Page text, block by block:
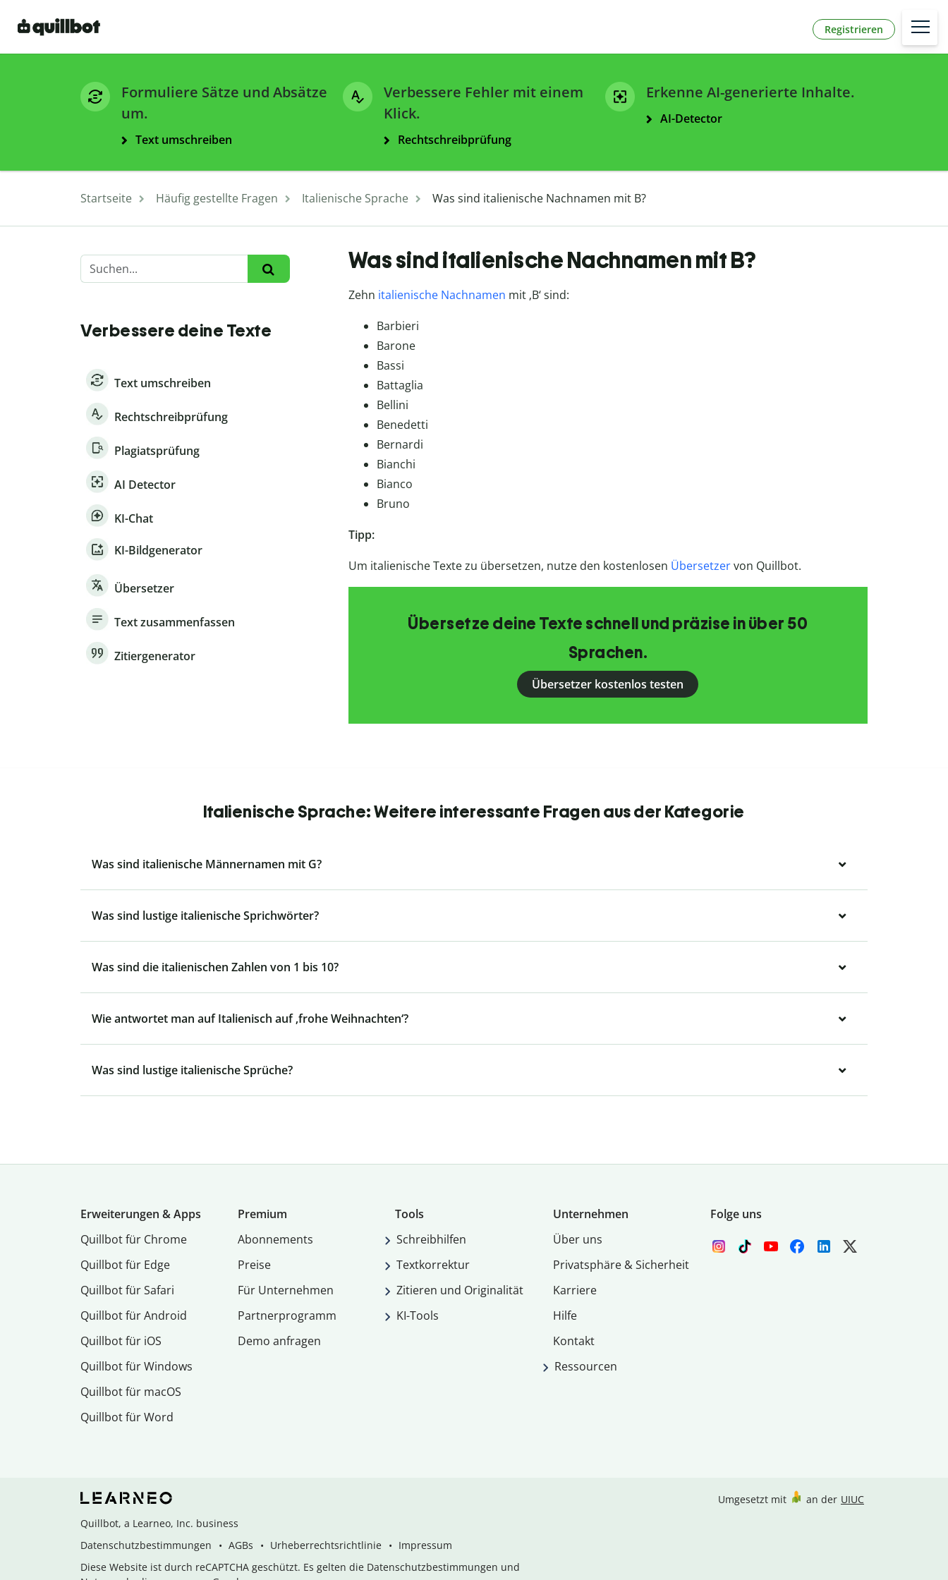
Registrieren
Formuliere Sätze und Absätze
um.
Text umschreiben
Verbessere Fehler mit einem
Klick.
Rechtschreibprüfung
Erkenne AI-generierte Inhalte.
AI-Detector
Startseite Häufig gestellte Fragen Italienische Sprache Was sind italienische Nachnamen mit B?
Verbessere deine Texte
Text umschreiben
Rechtschreibprüfung
Plagiatsprüfung
AI Detector
KI-Chat
KI-Bildgenerator
Übersetzer
Text zusammenfassen
Zitiergenerator
Was sind italienische Nachnamen mit B?
Zehn italienische Nachnamen mit ‚B‘ sind:
Barbieri
Barone
Bassi
Battaglia
Bellini
Benedetti
Bernardi
Bianchi
Bianco
Bruno
Tipp:
Um italienische Texte zu übersetzen, nutze den kostenlosen Übersetzervon Quillbot.
Übersetze deine Texte schnell und präzise in über 50
Sprachen.
Übersetzer kostenlos testen
Italienische Sprache: Weitere interessante Fragen aus der Kategorie
Was sind italienische Männernamen mit G?
Was sind lustige italienische Sprichwörter?
Was sind die italienischen Zahlen von 1 bis 10?
Wie antwortet man auf Italienisch auf ‚frohe Weihnachten‘?
Was sind lustige italienische Sprüche?
Erweiterungen & Apps
Quillbot für Chrome
Quillbot für Edge
Quillbot für Safari
Quillbot für Android
Quillbot für iOS
Quillbot für Windows
Quillbot für macOS
Quillbot für Word
Premium
Abon­ne­ments
Preise
Für Unternehmen
Partnerprogramm
Demo anfragen
Tools
Schreibhilfen
Textkorrektur
Zitieren und Originalität
KI-Tools
Unternehmen
Über uns
Privatsphäre & Sicherheit
Karriere
Hilfe
Kontakt
Ressourcen
Folge uns
Quillbot, a Learneo, Inc. business
Datenschutzbestimmungen
AGBs Urheberrechtsrichtlinie
Impressum
Diese Website ist durch reCAPTCHA geschützt. Es gelten die Datenschutzbestimmungen und
Umgesetzt mit an der UIUC